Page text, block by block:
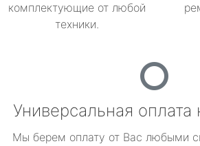
комплектующие от любой
техники.
Универсальная оплата
Мы берем оплату от Вас любыми